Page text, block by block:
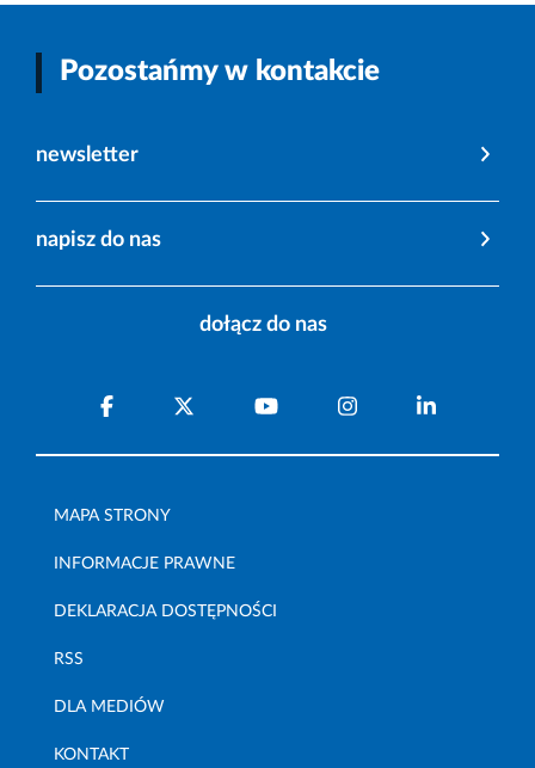
Pozostańmy w kontakcie
newsletter
napisz do nas
dołącz do nas
MAPA STRONY
INFORMACJE PRAWNE
DEKLARACJA DOSTĘPNOŚCI
RSS
DLA MEDIÓW
KONTAKT